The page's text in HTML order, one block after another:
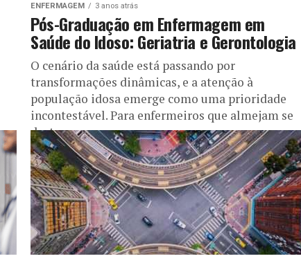
ENFERMAGEM 3 anos atrás
Pós-Graduação em Enfermagem em
Saúde do Idoso: Geriatria e Gerontologia
O cenário da saúde está passando por
transformações dinâmicas, e a atenção à
população idosa emerge como uma prioridade
incontestável. Para enfermeiros que almejam se
destacar...